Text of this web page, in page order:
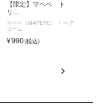
【限定】マペペ ト
リ...
マペペ（MAPEPE） ヘア
コーム
990